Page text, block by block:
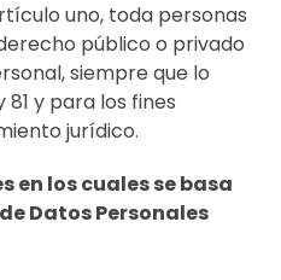
uno, toda personas
público o privado
siempre que lo
y para los fines
jurídico.
en los cuales se basa
Datos Personales